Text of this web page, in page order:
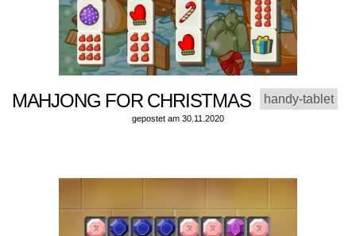
MAHJONG FOR CHRISTMAS handy-tablet
gepostet am 30.11.2020